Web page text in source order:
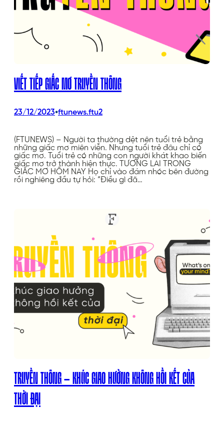
VIẾT TIẾP GIẤC MƠ TRUYỀN THÔNG
23/12/2023•ftunews.ftu2
(FTUNEWS) – Người ta thường dệt nên tuổi trẻ bằng
những giấc mơ miên viễn. Nhưng tuổi trẻ đâu chỉ có
giấc mơ. Tuổi trẻ có những con người khát khao biến
giấc mơ trở thành hiện thực. TƯƠNG LAI TRONG
GIẤC MƠ HÔM NAY Họ chỉ vào đám nhóc bên đường
rồi nghiêng đầu tự hỏi: “Điều gì đã…
TRUYỀN THÔNG – KHÚC GIAO HƯỞNG KHÔNG HỒI KẾT CỦA
THỜI ĐẠI